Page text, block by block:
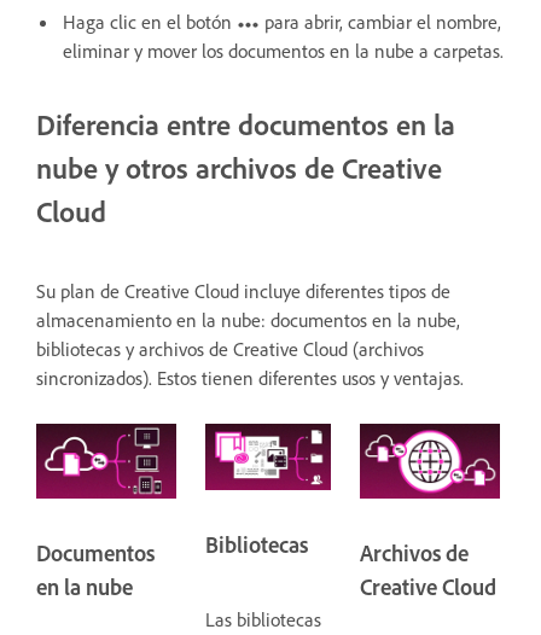
Haga clic en el botón
para abrir, cambiar el nombre,
eliminar y mover los documentos en la nube a carpetas.
Diferencia entre documentos en la
nube y otros archivos de Creative
Cloud
Su plan de Creative Cloud incluye diferentes tipos de
almacenamiento en la nube: documentos en la nube,
bibliotecas y archivos de Creative Cloud (archivos
sincronizados). Estos tienen diferentes usos y ventajas.
Documentos
en la nube
Bibliotecas
Las bibliotecas
Archivos de
Creative Cloud